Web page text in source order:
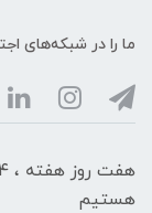
ما را در شبکه‌های
هستیم